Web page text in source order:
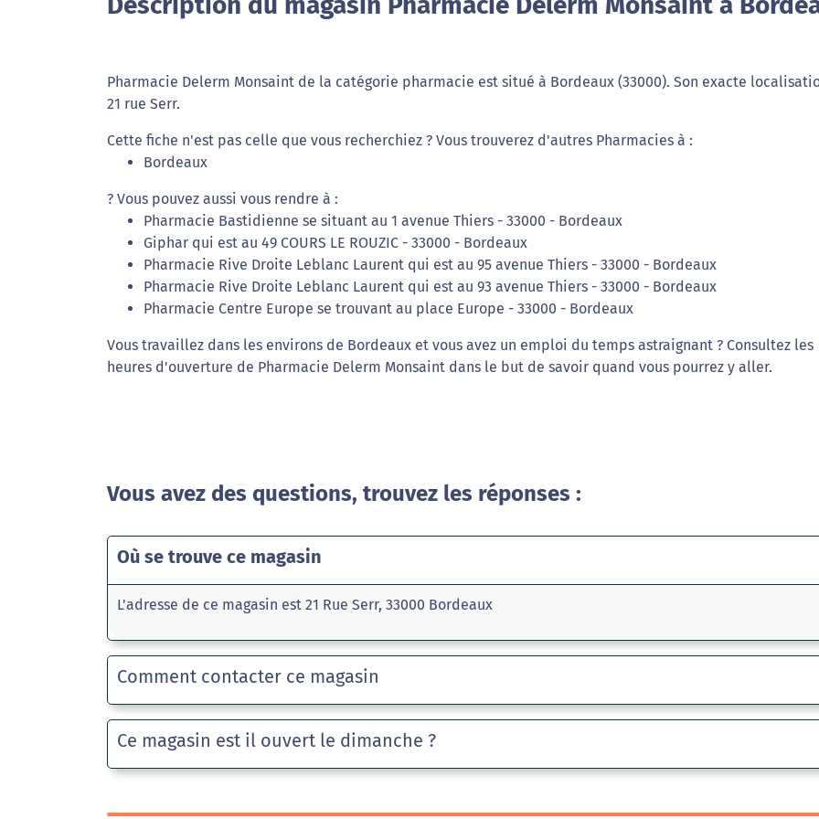
Pharmacie Delerm Monsaint de la catégorie pharmacie est situé à Bordeaux (33000). Son exacte
21 rue Serr.
Cette fiche n'est pas celle que vous recherchiez ? Vous trouverez d'autres Pharmacies à :
Bordeaux
? Vous pouvez aussi vous rendre à :
Pharmacie Bastidienne se situant au 1 avenue Thiers - 33000 - Bordeaux
Giphar qui est au 49 COURS LE ROUZIC - 33000 - Bordeaux
Pharmacie Rive Droite Leblanc Laurent qui est au 95 avenue Thiers - 33000 - Bordeaux
Pharmacie Rive Droite Leblanc Laurent qui est au 93 avenue Thiers - 33000 - Bordeaux
Pharmacie Centre Europe se trouvant au place Europe - 33000 - Bordeaux
Vous travaillez dans les environs de Bordeaux et vous avez un emploi du temps astraignant ? Consultez les
heures d'ouverture de Pharmacie Delerm Monsaint dans le but de savoir quand vous pourrez y aller.
Vous avez des questions, trouvez les réponses :
Où se trouve ce magasin
L'adresse de ce magasin est 21 Rue Serr, 33000 Bordeaux
Comment contacter ce magasin
Ce magasin est il ouvert le dimanche ?